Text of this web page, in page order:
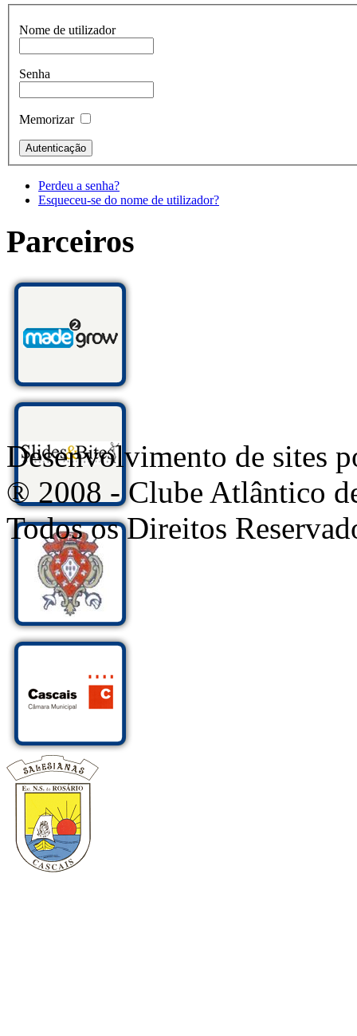
Nome de utilizador
Senha
Memorizar
Perdeu a senha?
Esqueceu-se do nome de utilizador?
Parceiros
Desenvolvimento de sites
® 2008 - Clube Atlântico
Todos os Direitos